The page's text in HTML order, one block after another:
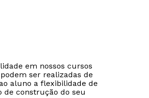
em nossos cursos
ser realizadas de
aluno a flexibilidade de
de construção do seu